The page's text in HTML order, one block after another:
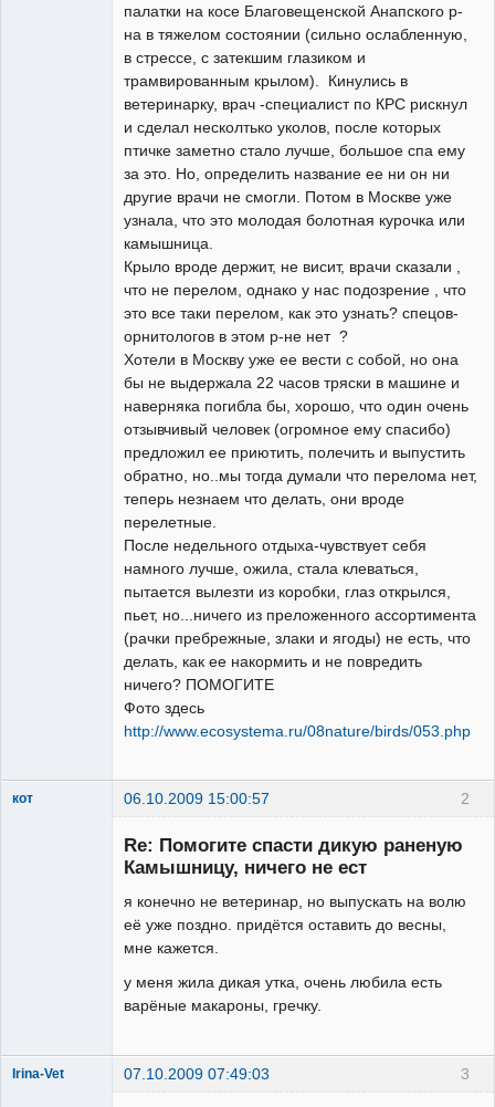
палатки на косе Благовещенской Анапского р-
на в тяжелом состоянии (сильно ослабленную,
в стрессе, с затекшим глазиком и
трамвированным крылом). Кинулись в
ветеринарку, врач -специалист по КРС рискнул
и сделал несколтько уколов, после которых
птичке заметно стало лучше, большое спа ему
за это. Но, определить название ее ни он ни
другие врачи не смогли. Потом в Москве уже
узнала, что это молодая болотная курочка или
камышница.
Крыло вроде держит, не висит, врачи сказали ,
что не перелом, однако у нас подозрение , что
это все таки перелом, как это узнать? спецов-
орнитологов в этом р-не нет ?
Хотели в Москву уже ее вести с собой, но она
бы не выдержала 22 часов тряски в машине и
наверняка погибла бы, хорошо, что один очень
отзывчивый человек (огромное ему спасибо)
предложил ее приютить, полечить и выпустить
обратно, но..мы тогда думали что перелома нет,
теперь незнаем что делать, они вроде
перелетные.
После недельного отдыха-чувствует себя
намного лучше, ожила, стала клеваться,
пытается вылезти из коробки, глаз открылся,
пьет, но...ничего из преложенного ассортимента
(рачки пребрежные, злаки и ягоды) не есть, что
делать, как ее накормить и не повредить
ничего? ПОМОГИТЕ
Фото здесь
http://www.ecosystema.ru/08nature/birds/053.php
2
кот 06.10.2009 15:00:57
Зарегистрированный
Re: Помогите спасти дикую раненую
Камышницу, ничего не ест
я конечно не ветеринар, но выпускать на волю
её уже поздно. придётся оставить до весны,
мне кажется.
у меня жила дикая утка, очень любила есть
варёные макароны, гречку.
3
Irina-Vet 07.10.2009 07:49:03